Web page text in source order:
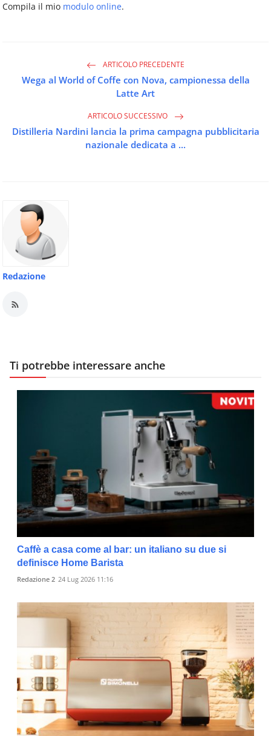
Compila il mio modulo online.
ARTICOLO PRECEDENTE
Wega al World of Coffe con Nova, campionessa della
Latte Art
ARTICOLO SUCCESSIVO
Distilleria Nardini lancia la prima campagna pubblicitaria
nazionale dedicata a ...
Redazione
Ti potrebbe interessare anche
Caffè a casa come al bar: un italiano su due si
definisce Home Barista
Redazione 2 24 Lug 2026 11:16